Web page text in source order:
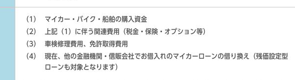
（1）
マイカー・バイク・船舶の購入資金
（2）
上記（1）に伴う関連費用（税金・保険・オプション等）
（3）
車検修理費用、免許取得費用
（4）
現在、他の金融機関・信販会社でお借入れのマイカーローンの借り換え（残価設定型
ローンも対象となります）